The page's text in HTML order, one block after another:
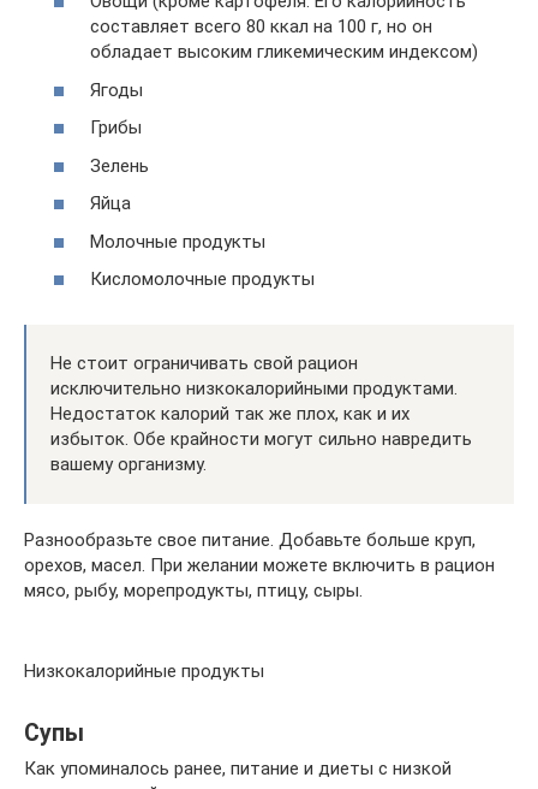
составляет всего 80 ккал на 100 г, но он
обладает высоким гликемическим индексом)
Ягоды
Грибы
Зелень
Яйца
Молочные продукты
Кисломолочные продукты
Не стоит ограничивать свой рацион
исключительно низкокалорийными продуктами.
Недостаток калорий так же плох, как и их
избыток. Обе крайности могут сильно навредить
вашему организму.
Разнообразьте свое питание. Добавьте больше круп,
орехов, масел. При желании можете включить в рацион
мясо, рыбу, морепродукты, птицу, сыры.
Низкокалорийные продукты
Супы
Как упоминалось ранее, питание и диеты с низкой